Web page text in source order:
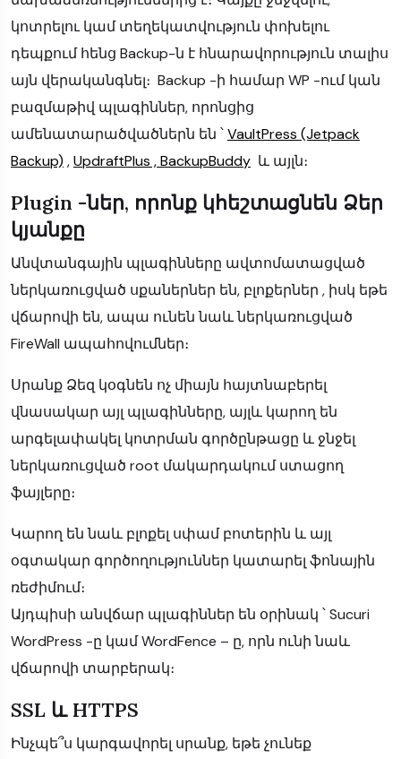
կոտրելու կամ տեղեկատվություն փոխելու
դեպքում հենց Backup-ն է հնարավորություն տալիս
այն վերականգնել։ Backup -ի համար WP -ում կան
բազմաթիվ պլագիններ, որոնցից
ամենատարածվածներն են ՝VaultPress (Jetpack
Backup) ,UpdraftPlus ,BackupBuddy և այլն։
Plugin -ներ, որոնք կհեշտացնեն Ձեր
կյանքը
Անվտանգային պլագինները ավտոմատացված
ներկառուցված սքաներներ են, բլոքերներ , իսկ եթե
վճարովի են, ապա ունեն նաև ներկառուցված
FireWall ապահովումներ։
Սրանք Ձեզ կօգնեն ոչ միայն հայտնաբերել
վնասակար այլ պլագինները, այլև կարող են
արգելափակել կոտրման գործընթացը և ջնջել
ներկառուցված root մակարդակում ստացող
ֆայլերը։
Կարող են նաև բլոքել սփամ բոտերին և այլ
օգտակար գործողություններ կատարել ֆոնային
ռեժիմում։
Այդպիսի անվճար պլագիններ են օրինակ ՝ Sucuri
WordPress -ը կամ WordFence – ը, որն ունի նաև
վճարովի տարբերակ։
SSL և HTTPS
Ինչպե՞ս կարգավորել սրանք, եթե չունեք